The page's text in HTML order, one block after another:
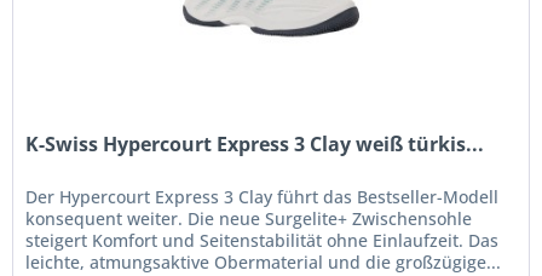
K-Swiss Hypercourt Express 3 Clay weiß türkis...
Der Hypercourt Express 3 Clay führt das Bestseller-Modell
konsequent weiter. Die neue Surgelite+ Zwischensohle
steigert Komfort und Seitenstabilität ohne Einlaufzeit. Das
leichte, atmungsaktive Obermaterial und die großzügige...